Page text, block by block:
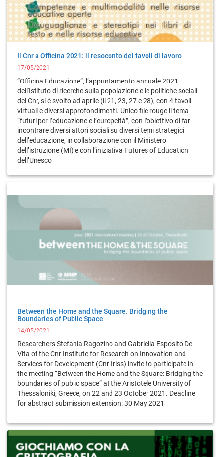
Il Cnr a Officina 2021: il resoconto dei tavoli di lavoro
17/05/2021
“Officina Educazione”, l’appuntamento annuale 2021
dell'Istituto di ricerche sulla popolazione e le politiche sociali
del Cnr, si è svolto ad aprile (il 21, 23, 27 e 28), con 4 tavoli
virtuali e diversi approfondimenti. Unico file rouge il tema
“futuri per l’educazione e l’europeità”, con l’obiettivo di far
incontrare diversi attori sociali su diversi temi strategici
dell’educazione, in collaborazione con il Ministero
dell’istruzione (MI) e con l’iniziativa Futures of Education
dell’Unesco
Between the Home and the Square. Bridging the
Boundaries of Public Space
14/05/2021
Researchers Stefania Ragozino and Gabriella Esposito De
Vita of the Cnr Institute for Research on Innovation and
Services for Development (Cnr-Iriss) invite to participate in
the meeting “Between the Home and the Square: Bridging the
boundaries of public space” at the Aristotele University of
Thessaloniki, Greece, on 22 and 23 October 2021. Deadline
for abstract submission extension: 30 May 2021